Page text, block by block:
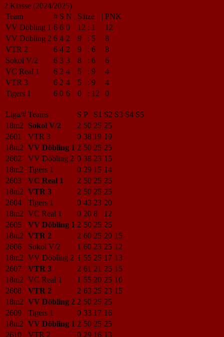
2.Klasse (2024/2025)
Team
# S N | Sätze | PNK
VV Döbling 1 6 6 0 12 : 1
12
VV Döbling 2 6 4 2 9 : 5
8
VTR 2
6 4 2 9 : 6
8
Sokol V/2
6 3 3 8 : 6
6
VC Real 1
6 2 4 5 : 9
4
VTR 3
6 2 4 5 : 9
4
Tigers 1
6 0 6 0 : 12 0
Liga/# Teams S P S1 S2 S3 S4 S5
18m2
Sokol V/2 2 50 25 25
2601
VTR 3 0 38 19 19
18m2 VV Döbling 1 2 50 25 25
2602
VV Döbling 2 0 38 23 15
18m2 Tigers 1 0 29 15 14
2603
VC Real 1 2 50 25 25
18m2 VTR 3 2 50 25 25
2604
Tigers 1 0 43 23 20
18m2 VC Real 1 0 20 8
12
2605
VV Döbling 1 2 50 25 25
18m2 VTR 2 2 60 25 20 15
2606
Sokol V/2 1 60 23 25 12
18m2 VV Döbling 2 1 55 25 17 13
2607
VTR 3 2 61 21 25 15
18m2 VC Real 1 1 55 20 25 10
2608
VTR 2 2 63 25 23 15
18m2 VV Döbling 2 2 50 25 25
2609
Tigers 1 0 33 17 16
18m2 VV Döbling 1 2 50 25 25
2610
VTR 2 0 29 16 13